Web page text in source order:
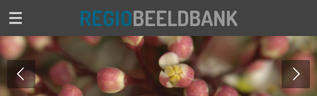
Ga
naar
de
hoofdinhoud
REGIOBEELDBANK